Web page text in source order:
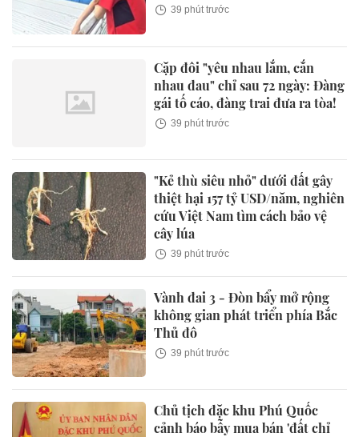
39 phút trước
Cặp đôi "yêu nhau lắm, cắn
nhau đau" chỉ sau 72 ngày: Đàng
gái tố cáo, đàng trai đưa ra tòa!
39 phút trước
"Kẻ thù siêu nhỏ" dưới đất gây
thiệt hại 157 tỷ USD/năm, nghiên
cứu Việt Nam tìm cách bảo vệ
cây lúa
39 phút trước
Vành đai 3 - Đòn bẩy mở rộng
không gian phát triển phía Bắc
Thủ đô
39 phút trước
Chủ tịch đặc khu Phú Quốc
cảnh báo bẫy mua bán 'đất chỉ